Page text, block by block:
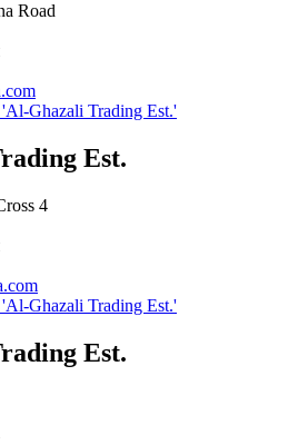
Road
Ghazali Trading Est.'
Est.
4
Ghazali Trading Est.'
Est.